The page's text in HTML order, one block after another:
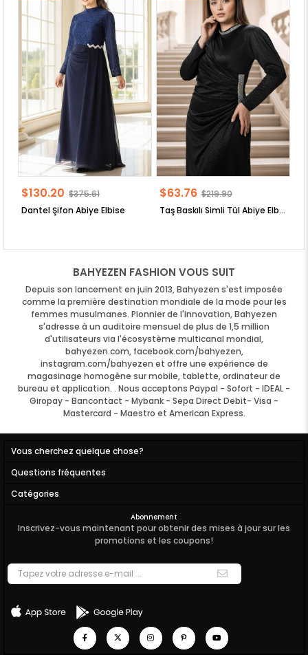
Dantel Şifon Abiye Elbise
$130.20 $375.61
Taş Baskılı Simli Tül Abiye Elbise
$63.76 $219.90
BAHYEZEN FASHION VOUS SUIT
Depuis son lancement en juin 2013, Bahyezen s'est imposée
comme la première destination mondiale de la mode pour les
femmes musulmanes. Pionnier de l'innovation, Bahyezen
s'adresse à un auditoire mensuel de plus de 1,5 million
d'utilisateurs via l'écosystème multicanal mondial,
bahyezen.com, facebook.com/bahyezen,
instagram.com/bahyezen et offre une expérience de
magasinage homogène sur mobile, tablette, ordinateur de
bureau et application. . Nous acceptons Paypal - Sofort - IDEAL -
Giropay - Bancontact - Mybank - Sepa Direct Debit- Visa -
Mastercard - Maestro et American Express.
Vous cherchez quelque chose?
Questions fréquentes
Catégories
Abonnement
Inscrivez-vous maintenant pour obtenir des mises à jour sur les
promotions et les coupons!